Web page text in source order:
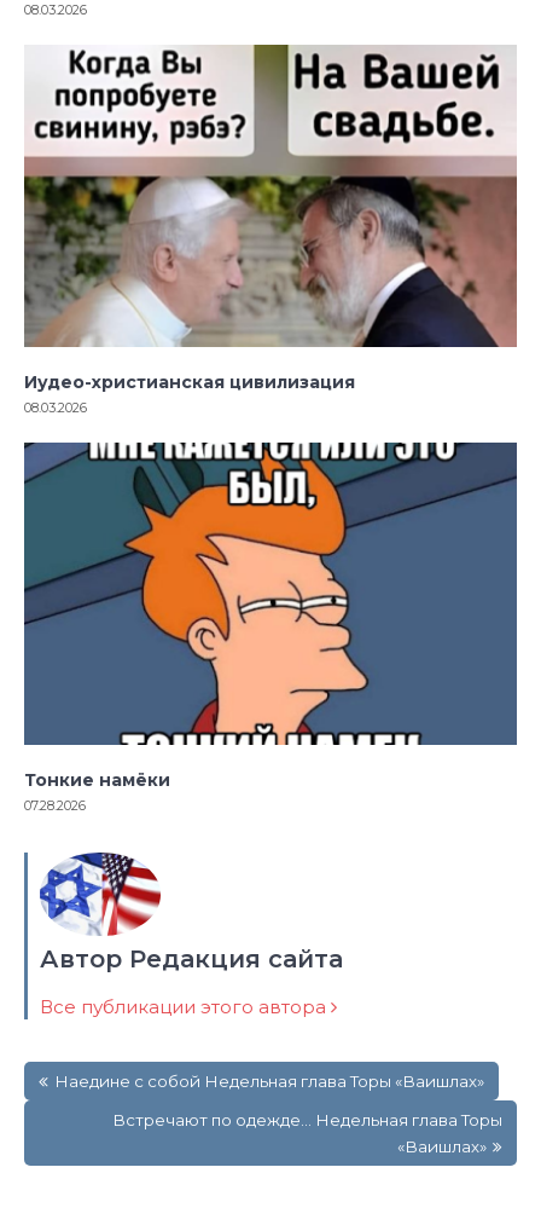
08.03.2026
Иудео-христианская цивилизация
08.03.2026
Тонкие намёки
07.28.2026
Автор Редакция сайта
Все публикации этого автора
по
записям
Наедине с собой Недельная глава Торы «Ваишлах»
Встречают по одежде… Недельная глава Торы
«Ваишлах»